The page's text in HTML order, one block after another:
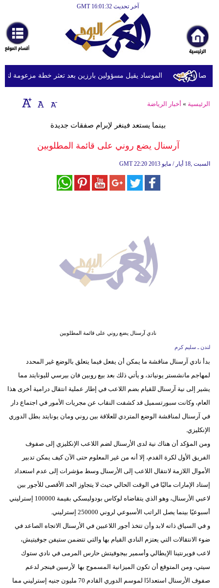
آخر تحديث GMT 16:01:32
أخبارعاجلة
رياضة
ثقافة
إقتصاد
أزياء
إسلامية
علوم
أبراج
فيديو
سيارات
الموساد يقيل مسؤولين بارزين بعد تعثر خطة مزعومة لتغيير
الرئيسية » أخبار الرياضة
بينما يستعد فينغر لإبرام صفقات جديدة
آرسنال يضع روني على قائمة المطلوبين
GMT 22:20 2013 السبت ,18 أيار / مايو
نادي آرسنال يضع روني على قائمة المطلوبين
لندن ـ سليم كرم
بدأ نادي آرسنال مناقشة ما يمكن أن يفعل فيما يتعلق بالوضع غير المحدد
لمهاجم مانشستر يونياتد، و يأتي ذلك بعد بيع روبين فان بيرسي لليونايتد مما
يشير إلى نية آرسنال للقيام بضم اللاعب في إطار عملية انتقال درامية أخرى هذا
العام، وكانت سبورتسميل قد كشفت النقاب عن مجريات الأمور في اجتماع دار
في آرسنال لمناقشة الوضع المتردي للعلاقة بين روني ومان يونايتد بطل الدوري
الإنكليزي.
ومن المؤكد أن هناك نية لدى الأرسنال لضم اللاعب الإنكليزي إلى صفوف
الفريق الأول لكرة القدم، إلا أنه من غير المعلوم حتى الآن كيف يمكن تدبير
الأموال اللازمة لانتقال اللاعب إلى الأرسنال وسط مؤشرات إلى عدم استعداد
إستاد الإمارات ماليًا في الوقت الحالي حيث لا يتجاوز الحد الأقصى للأجور بين
لاعبي الأرسنال، وهو الذي يتقاضاه لوكاس بودوليسكي بقيمة 100000 إسترليني
أسبوعيًا بينما يصل الراتب الأسبوعي لروني 250000 إسترليني.
و في السياق ذاته لابد وأن تتخذ أجور اللاعبين في الأرسنال الاتجاه الصاعد في
ضوء الانتقالات التي يعتزم النادي القيام بها والتي تتضمن ستيفن جوفيتيش،
لاعب فويرنتينا الإيطالي وأسمير بيجوفيتش حارس المرمى في نادي ستوك
سيتي، ومن المتوقع أن تكون الميزانية المسموح بها لأرسين فينجر لدعم
صفوف الأرسنال استعدادًا لموسم الدوري القادم 70 مليون جنيه إسترليني مما